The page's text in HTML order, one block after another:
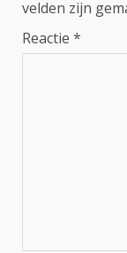
velden zijn
Reactie *